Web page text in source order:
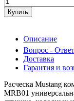
Купить
Описание
Вопрос - Ответ
Доставка
Гарантия и
Расческа Mustang
MRB01